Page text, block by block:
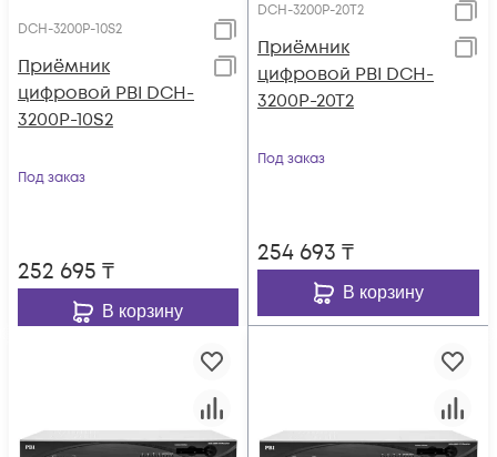
DCH-3200P-10S2
Приёмник
цифровой PBI DCH-
3200P-10S2
Под заказ
252 695 ₸
В корзину
DCH-3200P-20T2
Приёмник
цифровой PBI DCH-
3200P-20T2
Под заказ
254 693 ₸
В корзину